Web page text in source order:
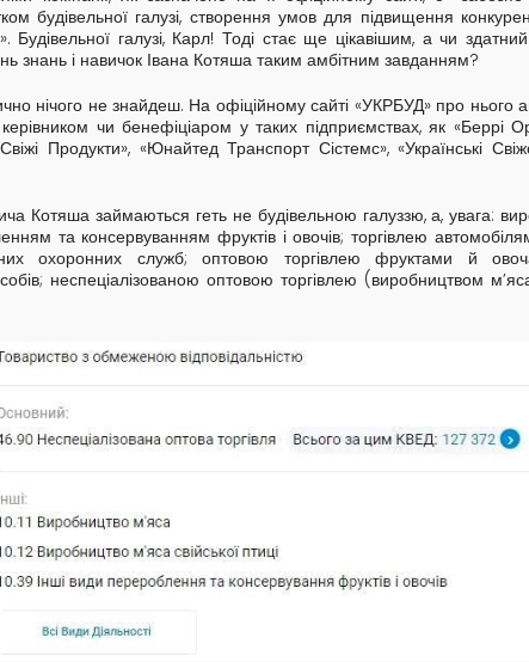
будівельної галузі, створення умов для підвищення
Будівельної галузі, Карл! Тоді стає ще цікавішим, а чи
знань і навичок Івана Котяша таким амбітним завданням?
нічого не знайдеш. На офіційному сайті «УКРБУД» про нього
чи бенефіціаром у таких підприємствах, як «Беррі
Продукти», «Юнайтед Транспорт Сістемс», «Українські
Котяша займаються геть не будівельною галуззю, а, увага: в
та консервуванням фруктів і овочів; торгівлею
охоронних служб; оптовою торгівлею фруктами й
неспеціалізованою оптовою торгівлею (виробництвом м’яса